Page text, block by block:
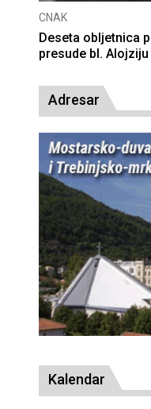
CNAK
Deseta obljetnica
presude bl.
Adresar
Kalendar